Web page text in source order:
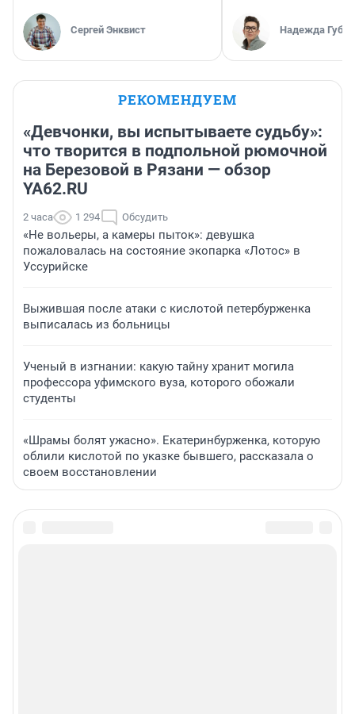
Сергей Энквист Надежда
РЕКОМЕНДУЕМ
«Девчонки, вы испытываете судьбу»:
что творится в подпольной рюмочной
на Березовой в Рязани — обзор
YA62.RU
2 часа 1 294 Обсудить
«Не вольеры, а камеры пыток»: девушка
пожаловалась на состояние экопарка «Лотос» в
Уссурийске
Выжившая после атаки с кислотой петербурженка
выписалась из больницы
Ученый в изгнании: какую тайну хранит могила
профессора уфимского вуза, которого обожали
студенты
«Шрамы болят ужасно». Екатеринбурженка, которую
облили кислотой по указке бывшего, рассказала о
своем восстановлении